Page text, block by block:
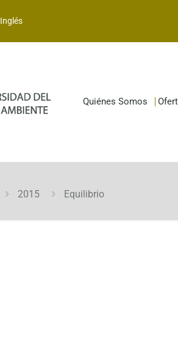
Inglés
Quiénes Somos
2015 Equilibrio